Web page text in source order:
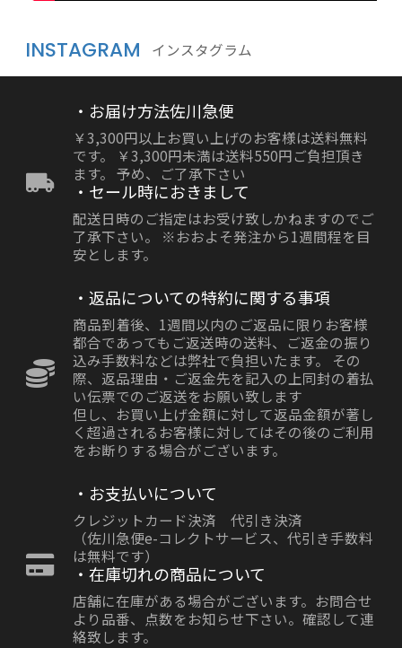
INSTAGRAM インスタグラム
・お届け方法佐川急便
￥3,300円以上お買い上げのお客様は送料無料
です。 ￥3,300円未満は送料550円ご負担頂き
ます。 予め、ご了承下さい
・セール時におきまして
配送日時のご指定はお受け致しかねますのでご
了承下さい。 ※おおよそ発注から1週間程を目
安とします。
・返品についての特約に関する事項
商品到着後、1週間以内のご返品に限りお客様
都合であってもご返送時の送料、ご返金の振り
込み手数料などは弊社で負担いたます。 その
際、返品理由・ご返金先を記入の上同封の着払
い伝票でのご返送をお願い致します
但し、お買い上げ金額に対して返品金額が著し
く超過されるお客様に対してはその後のご利用
をお断りする場合がございます。
・お支払いについて
クレジットカード決済 代引き決済
（佐川急便e-コレクトサービス、代引き手数料
は無料です）
・在庫切れの商品について
店舗に在庫がある場合がございます。お問合せ
より品番、点数をお知らせ下さい。確認して連
絡致します。